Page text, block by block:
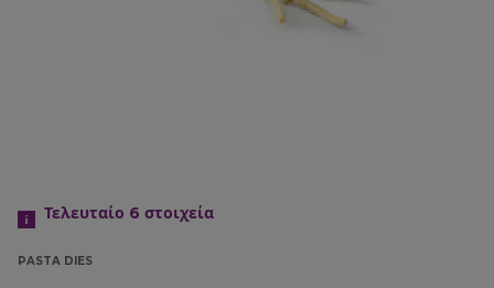
Τελευταίο 6 στοιχεία
PASTA DIES